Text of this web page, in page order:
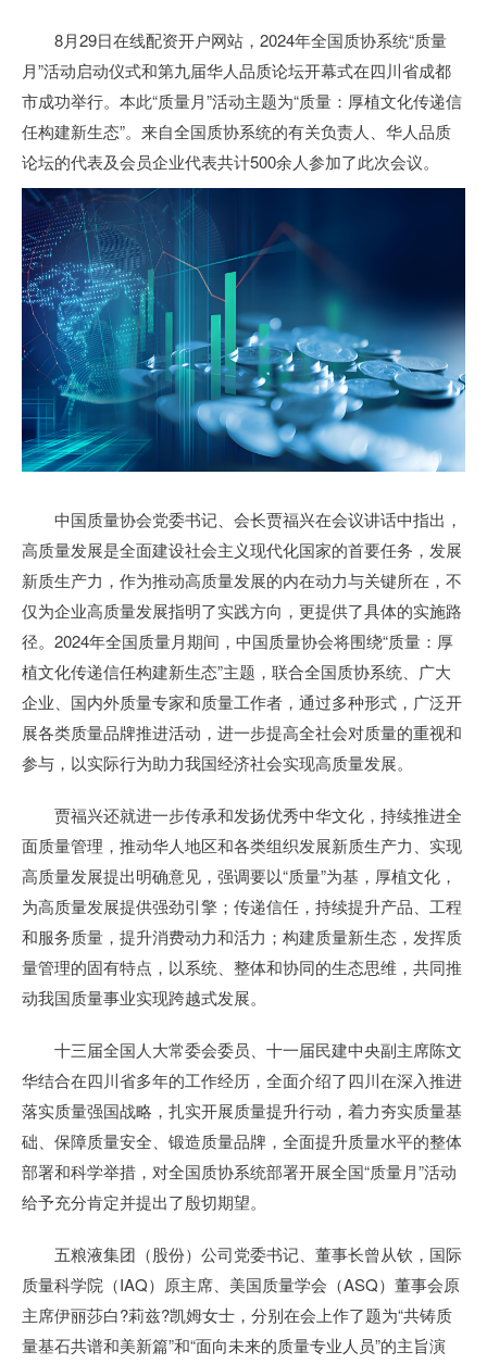
8月29日在线配资开户网站，2024年全国质协系统“质量
月”活动启动仪式和第九届华人品质论坛开幕式在四川省成都
市成功举行。本此“质量月”活动主题为“质量：厚植文化传递信
任构建新生态”。来自全国质协系统的有关负责人、华人品质
论坛的代表及会员企业代表共计500余人参加了此次会议。
中国质量协会党委书记、会长贾福兴在会议讲话中指出，
高质量发展是全面建设社会主义现代化国家的首要任务，发展
新质生产力，作为推动高质量发展的内在动力与关键所在，不
仅为企业高质量发展指明了实践方向，更提供了具体的实施路
径。2024年全国质量月期间，中国质量协会将围绕“质量：厚
植文化传递信任构建新生态”主题，联合全国质协系统、广大
企业、国内外质量专家和质量工作者，通过多种形式，广泛开
展各类质量品牌推进活动，进一步提高全社会对质量的重视和
参与，以实际行为助力我国经济社会实现高质量发展。
贾福兴还就进一步传承和发扬优秀中华文化，持续推进全
面质量管理，推动华人地区和各类组织发展新质生产力、实现
高质量发展提出明确意见，强调要以“质量”为基，厚植文化，
为高质量发展提供强劲引擎；传递信任，持续提升产品、工程
和服务质量，提升消费动力和活力；构建质量新生态，发挥质
量管理的固有特点，以系统、整体和协同的生态思维，共同推
动我国质量事业实现跨越式发展。
十三届全国人大常委会委员、十一届民建中央副主席陈文
华结合在四川省多年的工作经历，全面介绍了四川在深入推进
落实质量强国战略，扎实开展质量提升行动，着力夯实质量基
础、保障质量安全、锻造质量品牌，全面提升质量水平的整体
部署和科学举措，对全国质协系统部署开展全国“质量月”活动
给予充分肯定并提出了殷切期望。
五粮液集团（股份）公司党委书记、董事长曾从钦，国际
质量科学院（IAQ）原主席、美国质量学会（ASQ）董事会原
主席伊丽莎白?莉兹?凯姆女士，分别在会上作了题为“共铸质
量基石共谱和美新篇”和“面向未来的质量专业人员”的主旨演